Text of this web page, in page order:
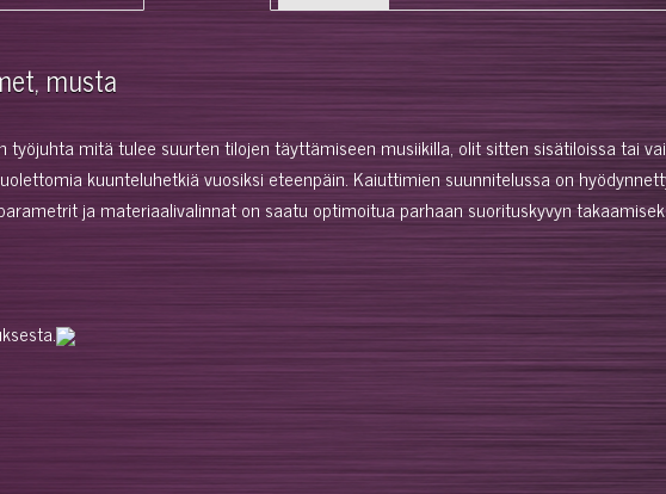
musta
mitä tulee suurten tilojen täyttämiseen musiikilla, olit sitten sisätiloissa tai
kuunteluhetkiä vuosiksi eteenpäin. Kaiuttimien suunnitelussa on
ja materiaalivalinnat on saatu optimoitua parhaan suorituskyvyn